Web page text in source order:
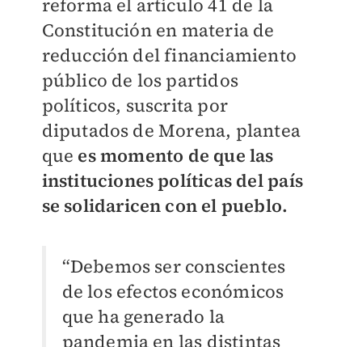
reforma el artículo 41 de la
Constitución en materia de
reducción del financiamiento
público de los partidos
políticos, suscrita por
diputados de Morena, plantea
que es momento de que las
instituciones políticas del país
se solidaricen con el pueblo.
“Debemos ser conscientes
de los efectos económicos
que ha generado la
pandemia en las distintas